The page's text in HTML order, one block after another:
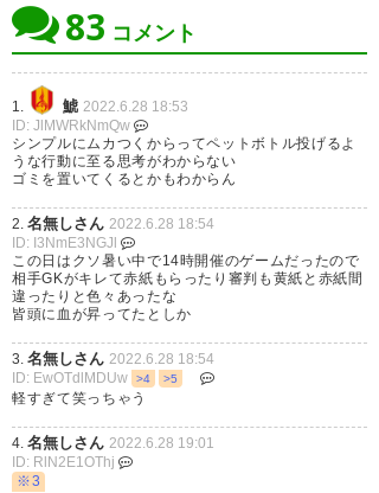
https://t.co/OBaA4qysM0
— てんくん (ver_ten)2022, 6月
27
信じたくなかったけど 実際にあ
ったことなんだなぁって💦 素早
い処分対応には感謝🙏🏻 ただ軽
シ厳しいのかな？ たった数名の
行為できちんと ルール守ってヴ
ェルディ愛してる 人達まで同じ
ように思われるのは 本当に悔し
83 コメント
1. 鯱 2022.6.28 18:53
ID: JlMWRkNmQw
シンプルにムカつくからってペットボトル投げるよ
うな行動に至る思考がわからない
ゴミを置いてくるとかもわからん
2. 名無しさん 2022.6.28 18:54
ID: I3NmE3NGJl
この日はクソ暑い中で14時開催のゲームだったので
相手GKがキレて赤紙もらったり審判も黄紙と赤紙間
違ったりと色々あったな
皆頭に血が昇ってたとしか
3. 名無しさん 2022.6.28 18:54
ID: EwOTdlMDUw
>4 >5
軽すぎて笑っちゃう
4. 名無しさん 2022.6.28 19:01
ID: RlN2E1OThj
※3